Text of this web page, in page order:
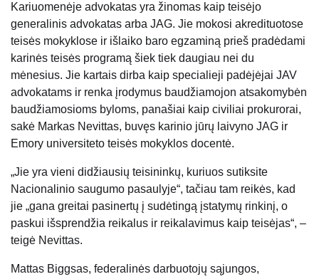
Kariuomenėje advokatas yra žinomas kaip teisėjo
generalinis advokatas arba JAG. Jie mokosi akredituotose
teisės mokyklose ir išlaiko baro egzaminą prieš pradėdami
karinės teisės programą šiek tiek daugiau nei du
mėnesius. Jie kartais dirba kaip specialieji padėjėjai JAV
advokatams ir renka įrodymus baudžiamojon atsakomybėn
baudžiamosioms byloms, panašiai kaip civiliai prokurorai,
sakė Markas Nevittas, buvęs karinio jūrų laivyno JAG ir
Emory universiteto teisės mokyklos docentė.
„Jie yra vieni didžiausių teisininkų, kuriuos sutiksite
Nacionalinio saugumo pasaulyje“, tačiau tam reikės, kad
jie „gana greitai pasinertų į sudėtingą įstatymų rinkinį, o
paskui išsprendžia reikalus ir reikalavimus kaip teisėjas“, –
teigė Nevittas.
Mattas Biggsas, federalinės darbuotojų sąjungos,